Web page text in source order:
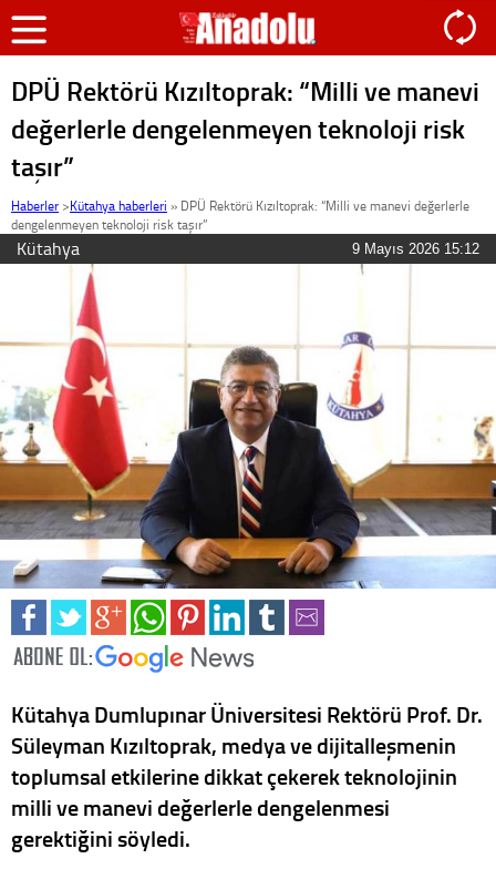
DPÜ Rektörü Kızıltoprak: “Milli ve manevi
değerlerle dengelenmeyen teknoloji risk
taşır”
Haberler >Kütahya haberleri » DPÜ Rektörü Kızıltoprak: “Milli ve manevi değerlerle
dengelenmeyen teknoloji risk taşır”
Kütahya 9 Mayıs 2026 15:12
Kütahya Dumlupınar Üniversitesi Rektörü Prof. Dr.
Süleyman Kızıltoprak, medya ve dijitalleşmenin
toplumsal etkilerine dikkat çekerek teknolojinin
milli ve manevi değerlerle dengelenmesi
gerektiğini söyledi.